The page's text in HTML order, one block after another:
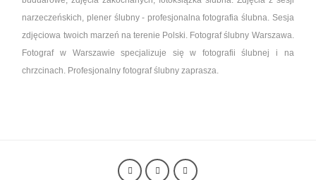
narzeczeńskich, plener ślubny - profesjonalna fotografia ślubna. Sesja
zdjęciowa twoich marzeń na terenie Polski. Fotograf ślubny Warszawa.
Fotograf w Warszawie specjalizuje się w fotografii ślubnej i na
chrzcinach. Profesjonalny fotograf ślubny zaprasza.